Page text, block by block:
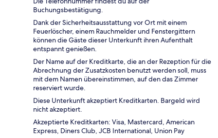
Buchungsbestätigung.
Dank der Sicherheitsausstattung vor Ort mit einem
Feuerlöscher, einem Rauchmelder und Fenstergittern
können die Gäste dieser Unterkunft ihren Aufenthalt
entspannt genießen.
Der Name auf der Kreditkarte, die an der Rezeption für die
Abrechnung der Zusatzkosten benutzt werden soll, muss
mit dem Namen übereinstimmen, auf den das Zimmer
reserviert wurde.
Diese Unterkunft akzeptiert Kreditkarten. Bargeld wird
nicht akzeptiert.
Akzeptierte Kreditkarten: Visa, Mastercard, American
Express, Diners Club, JCB International, Union Pay